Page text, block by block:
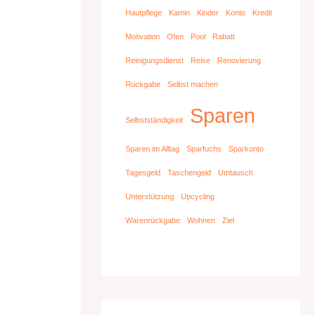
Hautpflege Kamin Kinder Konto Kredit
Motivation Ofen Pool Rabatt
Reinigungsdienst Reise Renovierung
Rückgabe Selbst machen
Selbstständigkeit Sparen
Sparen im Alltag Sparfuchs Sparkonto
Tagesgeld Taschengeld Umtausch
Unterstützung Upcycling
Warenrückgabe Wohnen Ziel